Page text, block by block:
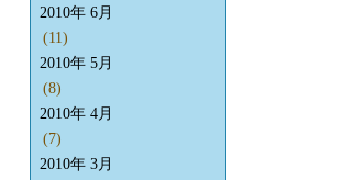
2010年 6月
(11)
2010年 5月
(8)
2010年 4月
(7)
2010年 3月